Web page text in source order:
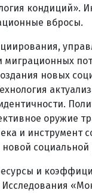
кондиций».
вбросы.
новых
оружие
и инструмент
социальной
и